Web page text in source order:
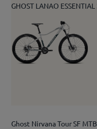
GHOST LANAO
Ghost Nirvana Tour SF